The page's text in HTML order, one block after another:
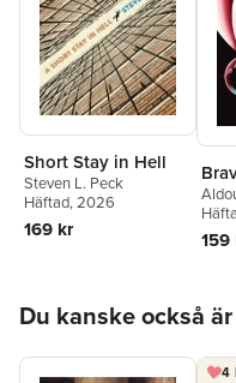
Short Stay in Hell
Steven L. Peck
Häftad, 2026
169 kr 159
Du kanske också
4